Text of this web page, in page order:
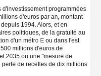
programmées
d'euros par an, montant
1994. Alors, et en
politiques, de la gratuité au
d'un métro E ou dans l'est
millions d'euros de
2035 ou une "mesure de
de recettes de dix millions